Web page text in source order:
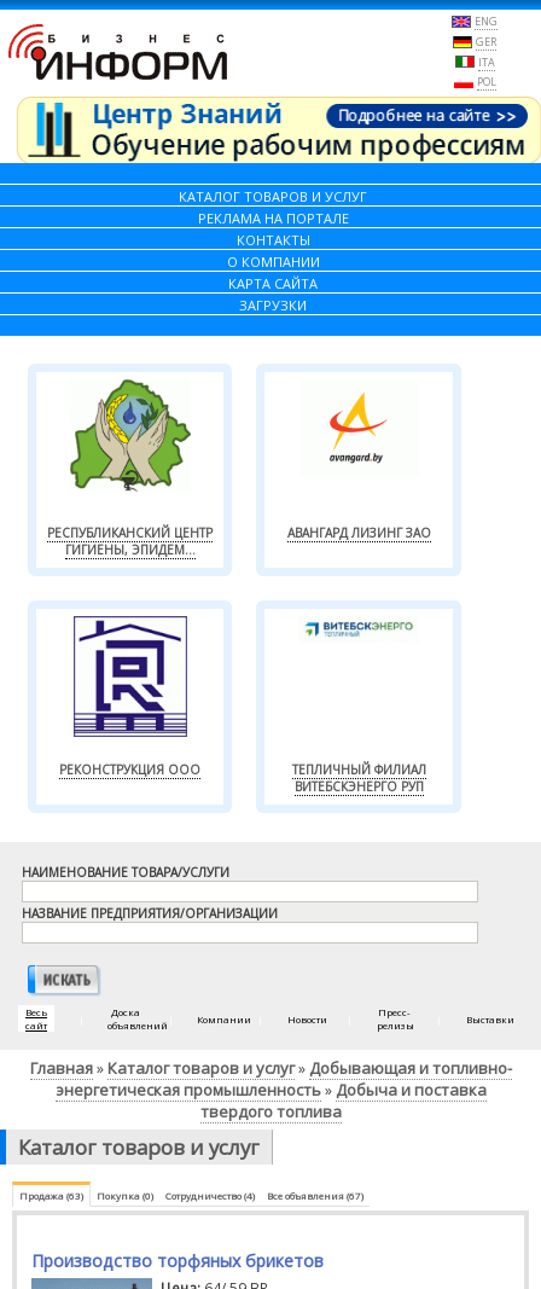
ENG
GER
ITA
POL
КАТАЛОГ ТОВАРОВ И УСЛУГ
РЕКЛАМА НА ПОРТАЛЕ
КОНТАКТЫ
О КОМПАНИИ
КАРТА САЙТА
ЗАГРУЗКИ
РЕСПУБЛИКАНСКИЙ ЦЕНТР
ГИГИЕНЫ, ЭПИДЕМ...
АВАНГАРД ЛИЗИНГ ЗАО
РЕКОНСТРУКЦИЯ ООО
ТЕПЛИЧНЫЙ ФИЛИАЛ
ВИТЕБСКЭНЕРГО РУП
НАИМЕНОВАНИЕ ТОВАРА/УСЛУГИ
НАЗВАНИЕ ПРЕДПРИЯТИЯ/ОРГАНИЗАЦИИ
Весь
сайт
Доска
объявлений
Компании Новости
Пресс-
релизы
Выставки
Главная» Каталог товаров и услуг» Добывающая и топливно-
энергетическая промышленность» Добыча и поставка
твердого топлива
Каталог товаров и услуг
Продажа (63) Покупка (0) Сотрудничество (4) Все объявления (67)
Производство торфяных брикетов